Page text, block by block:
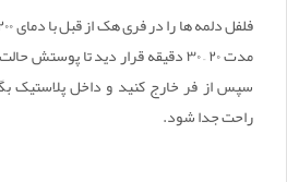
مدت ۲۰ – ۳۰ دقیقه قرار دید تا
سپس از فر خارج کنید و داخل پلاستیک
راحت جدا شود.